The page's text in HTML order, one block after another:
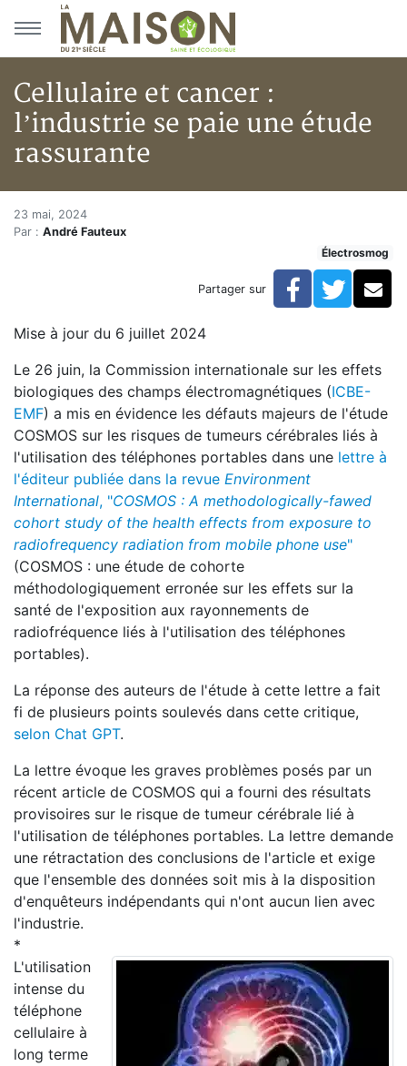
Aller au menu principal
Aller au contenu principal
Cellulaire et cancer :
l’industrie se paie une étude
rassurante
Accueil
Articles
Cellulaire et cancer : l’industrie se paie une étude
Cellulaire et cancer :
23 mai, 2024
Par : André Fauteux
Électrosmog
Partager sur Facebook
Mise à jour du 6 juillet 2024
Le 26 juin, la Commission internationale sur les effets
biologiques des champs électromagnétiques (ICBE-
EMF) a mis en évidence les défauts majeurs de l'étude
COSMOS sur les risques de tumeurs cérébrales liés à
l'utilisation des téléphones portables dans une lettre à
l'éditeur publiée dans la revue Environment
International, "COSMOS : A methodologically-fawed
cohort study of the health effects from exposure to
radiofrequency radiation from mobile phone use"
(COSMOS : une étude de cohorte
méthodologiquement erronée sur les effets sur la
santé de l'exposition aux rayonnements de
radiofréquence liés à l'utilisation des téléphones
portables).
La réponse des auteurs de l'étude à cette lettre a fait
fi de plusieurs points soulevés dans cette critique,
selon Chat GPT.
La lettre évoque les graves problèmes posés par un
récent article de COSMOS qui a fourni des résultats
provisoires sur le risque de tumeur cérébrale lié à
l'utilisation de téléphones portables. La lettre demande
une rétractation des conclusions de l'article et exige
que l'ensemble des données soit mis à la disposition
d'enquêteurs indépendants qui n'ont aucun lien avec
l'industrie.
*
L'utilisation
intense du
téléphone
cellulaire à
long terme